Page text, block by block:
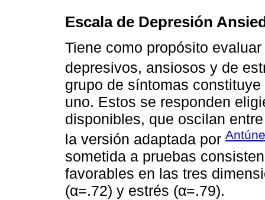
Escala de Depresión
Tiene como propósito
depresivos, ansiosos y de
grupo de síntomas
uno. Estos se responden
disponibles, que oscilan
la versión adaptada por
sometida a pruebas
favorables en las tres
(α=.72) y estrés (α=.79).